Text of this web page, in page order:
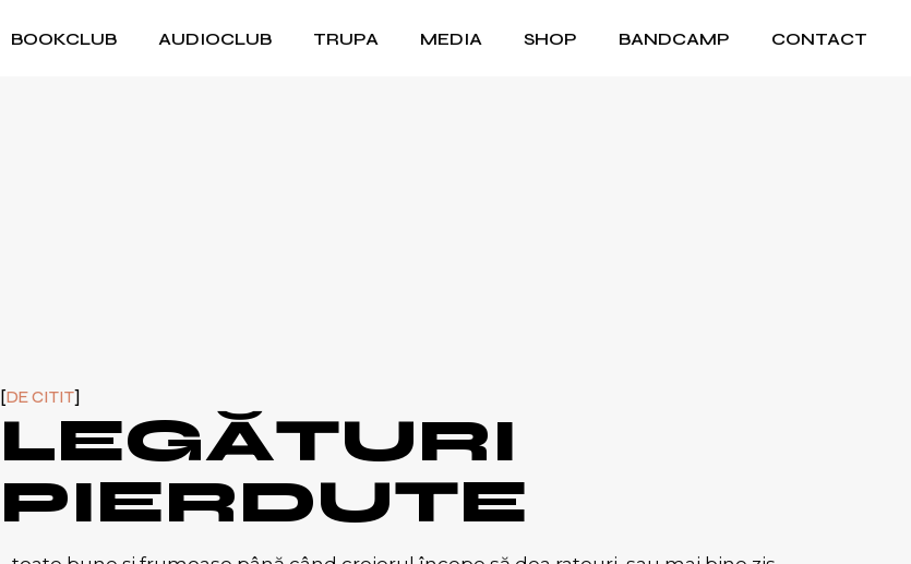
BOOKCLUB AUDIOCLUB TRUPA MEDIA SHOP BANDCAMP CONTACT
DE CITIT
LEGĂTURI
PIERDUTE